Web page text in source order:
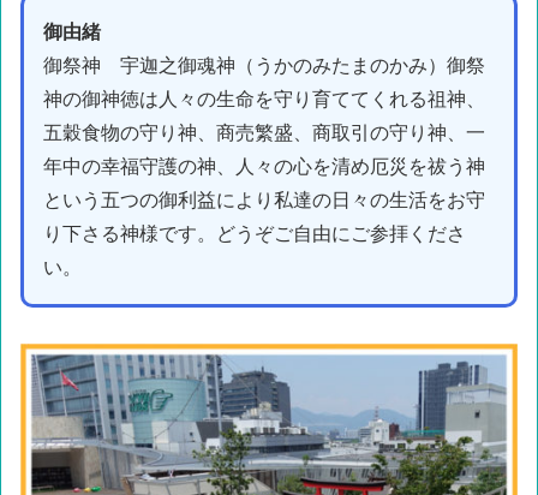
御由緒
御祭神 宇迦之御魂神（うかのみたまのかみ）御祭
神の御神徳は人々の生命を守り育ててくれる祖神、
五穀食物の守り神、商売繁盛、商取引の守り神、一
年中の幸福守護の神、人々の心を清め厄災を祓う神
という五つの御利益により私達の日々の生活をお守
り下さる神様です。どうぞご自由にご参拝くださ
い。